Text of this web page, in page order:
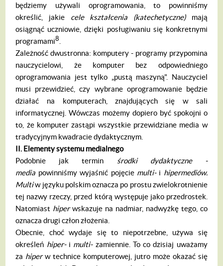
będziemy używali oprogramo­wania, to powinniśmy
określić, jakie cele kształcenia (katechetyczne) mają
osiągnąć uczniowie, dzięki posługiwaniu się konkretny­mi
programami8
Zależność dwustronna: komputery - pro­gramy przypomina
nauczycielowi, że kompu­ter bez odpowiedniego
oprogramowania jest tylko „pustą maszyną". Nauczyciel
musi prze­widzieć, czy wybrane oprogramowanie będzie
działać na komputerach, znajdujących się w sali
informatycznej. Wówczas możemy do­piero być spokojni o
to, że komputer zastąpi wszystkie przewidziane media w
tradycyjnym kwadracie dydaktycznym.
II. Elementy systemu medialnego
Podobnie jak termin środki dydaktyczne -
media powinniśmy wyjaśnić pojęcie multi- i hipermediów.
Multiw języku polskim oznacza po prostu zwielokrotnienie
tej nazwy rzeczy, przed którą występuje jako przedrostek.
Nato­miast hiperwskazuje na nadmiar, nadwyżkę tego, co
oznacza drugi człon złożenia.
Obecnie, choć wydaje się to niepotrzebne, używa się
określeń hiper- i multi- zamiennie. To co dzisiaj uważamy
za hiperw technice komputerowej, jutro może okazać się